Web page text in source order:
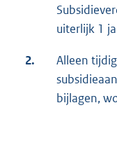
uiterlijk 1
2.
Alleen
bijlagen,